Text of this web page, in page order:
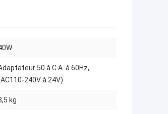
50 à C.A. à 60Hz,
240V à 24V)
kg